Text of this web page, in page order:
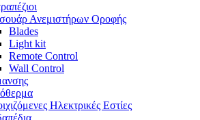
Ανεμιστήρων Οροφής
Blades
Light kit
Remote Control
Wall Control
Ηλεκτρικές Εστίες